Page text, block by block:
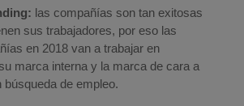
las compañías son tan exitosas
sus trabajadores, por eso las
en 2018 van a trabajar en
marca interna y la marca de cara a
búsqueda de empleo.